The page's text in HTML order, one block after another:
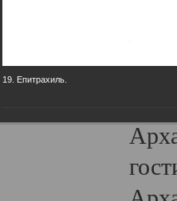
19. Епитрахиль.